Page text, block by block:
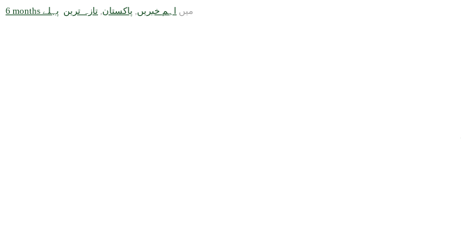
6 months پہلے میں اہم خبریں پاکستان تازہ ترین